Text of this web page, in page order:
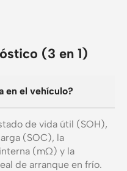
(3 en 1)
en el vehículo?
de vida útil (SOH),
(SOC), la
(mΩ) y la
de arranque en frío.